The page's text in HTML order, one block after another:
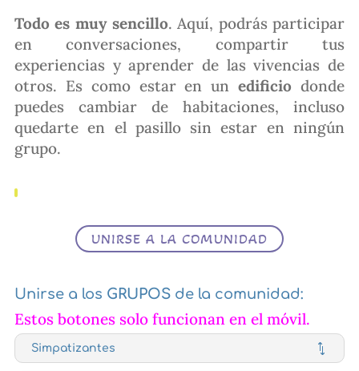
Todo es muy sencillo. Aquí, podrás participar
en conversaciones, compartir tus
experiencias y aprender de las vivencias de
otros. Es como estar en unedificio donde
puedes cambiar de habitaciones, incluso
quedarte en el pasillo sin estar en ningún
grupo.
UNIRSE A LA COMUNIDAD
Unirse a los GRUPOSde la comunidad:
Estos botones solo funcionan en el móvil.
Simpatizantes